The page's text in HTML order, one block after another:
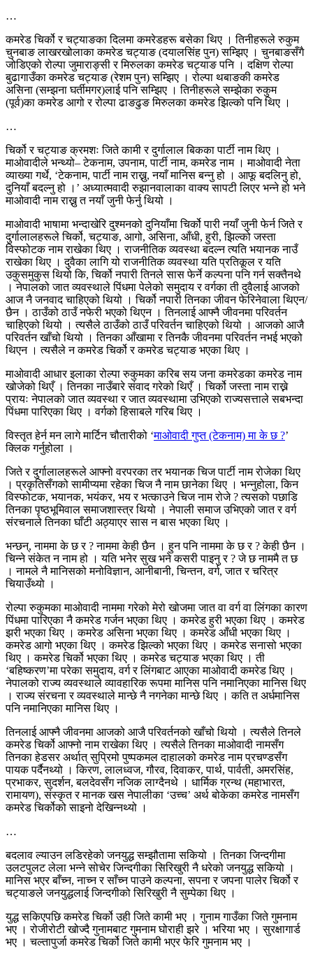
…
कमरेड चिर्को र चट्याङका दिलमा कमरेडहरू बसेका थिए । तिनीहरूले रुकुम
चुनबाङ लाखरखोलाका कमरेड चट्याङ (दयालसिंह पुन) सम्झिए । चुनबाङसँगै
जोडिएको रोल्पा जुमाराङ्सी र मिरुलका कमरेड चट्याङ पनि । दक्षिण रोल्पा
बुढागाउँका कमरेड चट्याङ (रेशम पुन) सम्झिए । रोल्पा थबाङकी कमरेड
असिना (सम्झना घर्तीमगर)लाई पनि सम्झिए । तिनीहरूले सम्झेका रुकुम
(पूर्व)का कमरेड आगो र रोल्पा ढाङढुङ मिरुलका कमरेड झिल्को पनि थिए ।
…
चिर्को र चट्याङ क्रमशः जिते कामी र दुर्गालाल बिकका पार्टी नाम थिए ।
माओवादीले भन्थ्यो– टेकनाम, उपनाम, पार्टी नाम, कमरेड नाम । माओवादी नेता
व्याख्या गर्थे, ‘टेकनाम, पार्टी नाम राख्नु, नयाँ मानिस बन्नु हो । आफू बदलिनु हो,
दुनियाँ बदल्नु हो ।’ अध्यात्मवादी रुझानवालाका वाक्य सापटी लिएर भन्ने हो भने
माओवादी नाम राख्नु त नयाँ जुनी फेर्नु थियो ।
माओवादी भाषामा भन्दाखेरि दुश्मनको दुनियाँमा चिर्को पारी नयाँ जुनी फेर्न जिते र
दुर्गालालहरूले चिर्को, चट्याङ, आगो, असिना, आँधी, हुरी, झिल्को जस्ता
विस्फोटक नाम राखेका थिए । राजनीतिक व्यवस्था बदल्न त्यति भयानक नाउँ
राखेका थिए । दुवैका लागि यो राजनीतिक व्यवस्था यति प्रतिकूल र यति
उकुसमुकुस थियो कि, चिर्को नपारी तिनले सास फेर्ने कल्पना पनि गर्न सक्तैनथे
। नेपालको जात व्यवस्थाले पिंधमा पेलेको समुदाय र वर्गका ती दुवैलाई आजको
आज नै जनवाद चाहिएको थियो । चिर्को नपारी तिनका जीवन फेरिनेवाला थिएन/
छैन । ठाउँको ठाउँ नफेरी भएको थिएन । तिनलाई आफ्नै जीवनमा परिवर्तन
चाहिएको थियो । त्यसैले ठाउँको ठाउँ परिवर्तन चाहिएको थियो । आजको आजै
परिवर्तन खाँचो थियो । तिनका आँखामा र तिनकै जीवनमा परिवर्तन नभई भएको
थिएन । त्यसैले न कमरेड चिर्को र कमरेड चट्याङ भएका थिए ।
माओवादी आधार इलाका रोल्पा रुकुमका करिब सय जना कमरेडका कमरेड नाम
खोजेको थिएँ । तिनका नाउँबारे संवाद गरेको थिएँ । चिर्को जस्ता नाम राख्ने
प्रायः नेपालको जात व्यवस्था र जात व्यवस्थामा उभिएको राज्यसत्ताले सबभन्दा
पिंधमा पारिएका थिए । वर्गको हिसाबले गरिब थिए ।
विस्तृत हेर्न मन लागे मार्टिन चौतारीको ‘माओवादी गुप्त (टेकनाम) मा के छ ?’
क्लिक गर्नुहोला ।
जिते र दुर्गालालहरूले आफ्नो वरपरका तर भयानक चिज पार्टी नाम रोजेका थिए
। प्रकृतिसँगको सामीप्यमा रहेका चिज नै नाम छानेका थिए । भन्नुहोला, किन
विस्फोटक, भयानक, भयंकर, भय र भत्काउने चिज नाम रोजे ? त्यसको पछाडि
तिनका पृष्ठभूमिवाल समाजशास्त्र थियो । नेपाली समाज उभिएको जात र वर्ग
संरचनाले तिनका घाँटी अठ्याएर सास न बास भएका थिए ।
भन्छन्, नाममा के छ र ? नाममा केही छैन । हुन पनि नाममा के छ र ? केही छैन ।
चिन्ने संकेत न नाम हो । यति भनेर सुख भने कसरी पाइनु र ? जे छ नाममै त छ
। नामले नै मानिसको मनोविज्ञान, आनीबानी, चिन्तन, वर्ग, जात र चरित्र
चियाउँथ्यो ।
रोल्पा रुकुमका माओवादी नाममा गरेको मेरो खोजमा जात वा वर्ग वा लिंगका कारण
पिंधमा पारिएका नै कमरेड गर्जन भएका थिए । कमरेड हुरी भएका थिए । कमरेड
झरी भएका थिए । कमरेड असिना भएका थिए । कमरेड आँधी भएका थिए ।
कमरेड आगो भएका थिए । कमरेड झिल्को भएका थिए । कमरेड सनासो भएका
थिए । कमरेड चिर्को भएका थिए । कमरेड चट्याङ भएका थिए । ती
‘बहिष्करण’मा परेका समुदाय, वर्ग र लिंगबाट आएका माओवादी कमरेड थिए ।
नेपालको राज्य व्यवस्थाले व्यावहारिक रूपमा मानिस पनि नमानिएका मानिस थिए
। राज्य संरचना र व्यवस्थाले मान्छे नै नगनेका मान्छे थिए । कति त अर्धमानिस
पनि नमानिएका मानिस थिए ।
तिनलाई आफ्नै जीवनमा आजको आजै परिवर्तनको खाँचो थियो । त्यसैले तिनले
कमरेड चिर्को आफ्नो नाम राखेका थिए । त्यसैले तिनका माओवादी नामसँग
तिनका हेडसर अर्थात् सुप्रिमो पुष्पकमल दाहालको कमरेड नाम प्रचण्डसँग
पायक पर्दैनथ्यो । किरण, लालध्वज, गौरव, दिवाकर, पार्थ, पार्वती, अमरसिंह,
प्रभाकर, सुदर्शन, बलदेवसँग नजिक लाग्दैनथे । धार्मिक ग्रन्थ (महाभारत,
रामायण), संस्कृत र मानक खस नेपालीका ‘उच्च’ अर्थ बोकेका कमरेड नामसँग
कमरेड चिर्कोको साइनो देखिन्नथ्यो ।
…
बदलाव ल्याउन लडिरहेको जनयुद्ध सम्झौतामा सकियो । तिनका जिन्दगीमा
उलटपुलट लेला भन्ने सोचेर जिन्दगीका सिरिखुरी नै धरेको जनयुद्ध सकियो ।
मानिस भएर बाँच्न, नाच्न र साँच्न पाउने कल्पना, सपना र जपना पालेर चिर्को र
चट्याङले जनयुद्धलाई जिन्दगीको सिरिखुरी नै सुम्पेका थिए ।
युद्ध सकिएपछि कमरेड चिर्को उही जिते कामी भए । गुनाम गाउँका जिते गुमनाम
भए । रोजीरोटी खोज्दै गुनामबाट गुमनाम घोराही झरे । भरिया भए । सुरक्षागार्ड
भए । चल्तापुर्जा कमरेड चिर्को जिते कामी भएर फेरि गुमनाम भए ।